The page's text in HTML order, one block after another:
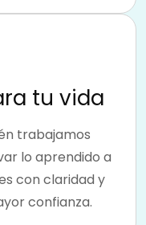
tu vida
trabajamos
lo aprendido a
con claridad y
confianza.